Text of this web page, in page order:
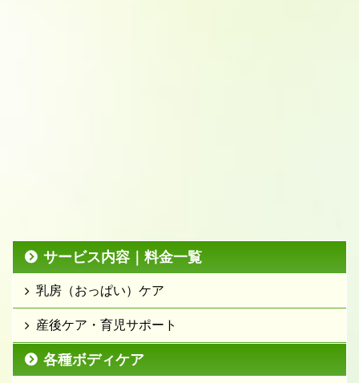
サービス内容｜料金一覧
乳房（おっぱい）ケア
産後ケア・育児サポート
各種ボディケア